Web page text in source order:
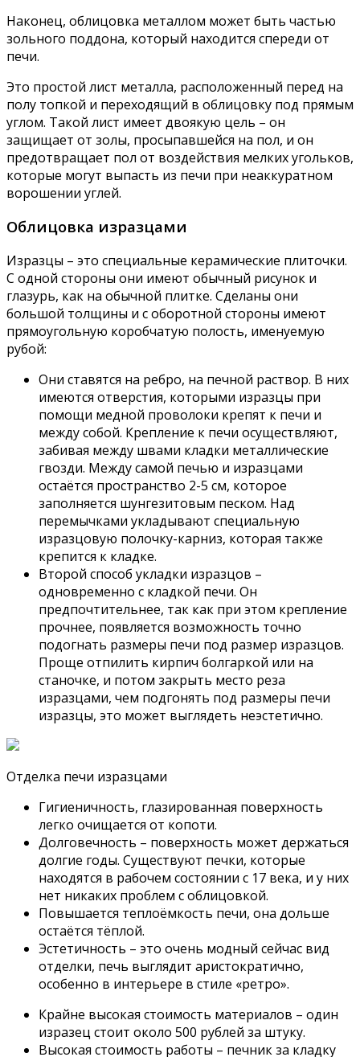
Наконец, облицовка металлом может быть частью
зольного поддона, который находится спереди от
печи.
Это простой лист металла, расположенный перед на
полу топкой и переходящий в облицовку под прямым
углом. Такой лист имеет двоякую цель – он
защищает от золы, просыпавшейся на пол, и он
предотвращает пол от воздействия мелких угольков,
которые могут выпасть из печи при неаккуратном
ворошении углей.
Облицовка изразцами
Изразцы – это специальные керамические плиточки.
С одной стороны они имеют обычный рисунок и
глазурь, как на обычной плитке. Сделаны они
большой толщины и с оборотной стороны имеют
прямоугольную коробчатую полость, именуемую
рубой:
Они ставятся на ребро, на печной раствор. В них
имеются отверстия, которыми изразцы при
помощи медной проволоки крепят к печи и
между собой. Крепление к печи осуществляют,
забивая между швами кладки металлические
гвозди. Между самой печью и изразцами
остаётся пространство 2-5 см, которое
заполняется шунгезитовым песком. Над
перемычками укладывают специальную
изразцовую полочку-карниз, которая также
крепится к кладке.
Второй способ укладки изразцов –
одновременно с кладкой печи. Он
предпочтительнее, так как при этом крепление
прочнее, появляется возможность точно
подогнать размеры печи под размер изразцов.
Проще отпилить кирпич болгаркой или на
станочке, и потом закрыть место реза
изразцами, чем подгонять под размеры печи
изразцы, это может выглядеть неэстетично.
Отделка печи изразцами
Гигиеничность, глазированная поверхность
легко очищается от копоти.
Долговечность – поверхность может держаться
долгие годы. Существуют печки, которые
находятся в рабочем состоянии с 17 века, и у них
нет никаких проблем с облицовкой.
Повышается теплоёмкость печи, она дольше
остаётся тёплой.
Эстетичность – это очень модный сейчас вид
отделки, печь выглядит аристократично,
особенно в интерьере в стиле «ретро».
Крайне высокая стоимость материалов – один
изразец стоит около 500 рублей за штуку.
Высокая стоимость работы – печник за кладку